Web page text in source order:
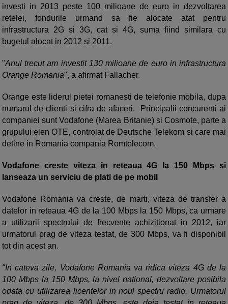
investi in 2013 peste 100 milioane de euro in dezvoltarea
retelei, fondurile urmand sa fie alocate atat pentru
infrastructura 2G si 3G, cat si 4G, suma fiind similara cu
bugetul alocat in 2012 si 2011.
"Anul trecut am investit 130 milioane de euro in infrastructura
Orange Romania", a afirmat Fallacher.
Orange este liderul pietei romanesti de telefonie mobila, dupa
numarul de clienti si cifra de afaceri. Principalii concurenti ai
companiei sunt Vodafone (Marea Britanie) si Cosmote, parte a
grupului elen OTE, controlat de Deutsche Telekom si care mai
detine in Romania compania Romtelecom.
Vodafone creste viteza in reteaua 4G la 150 Mbps si
lanseaza un serviciu de plati de pe mobil
Vodafone Romania va creste, de marti, viteza de transfer a
datelor in reteaua 4G de la 100 Mbps la 150 Mbps, ca urmare
a utilizarii spectrului de frecvente achizitionat in 2012, iar
urmatorul prag de viteza testat, de 300 Mbps, va fi disponibil
tot din acest an.
"In cateva zile, Vodafone Romania va ridica viteza 4G de la
100 Mbps la 150 Mbps, la nivel national, dezvoltare posibila
odata cu utilizarea licentelor in noul spectru radio. Urmatorul